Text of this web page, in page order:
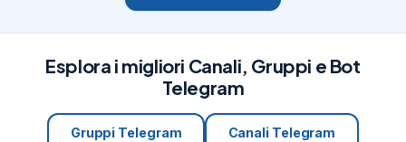
Esplora i migliori Canali, Gruppi e Bot
Telegram
Gruppi Telegram Canali Telegram